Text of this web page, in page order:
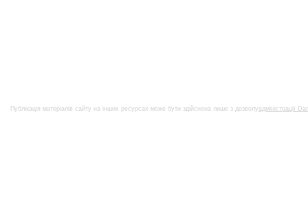
Публікація матеріалів сайту на інших ресурсах може бути здійснена лише з дозволуадміністрації